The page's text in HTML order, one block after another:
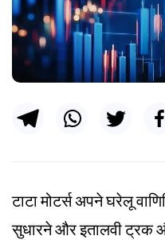
टाटा मोटर्स अपने घरेलू
सुधारने और इतालवी ट्रक